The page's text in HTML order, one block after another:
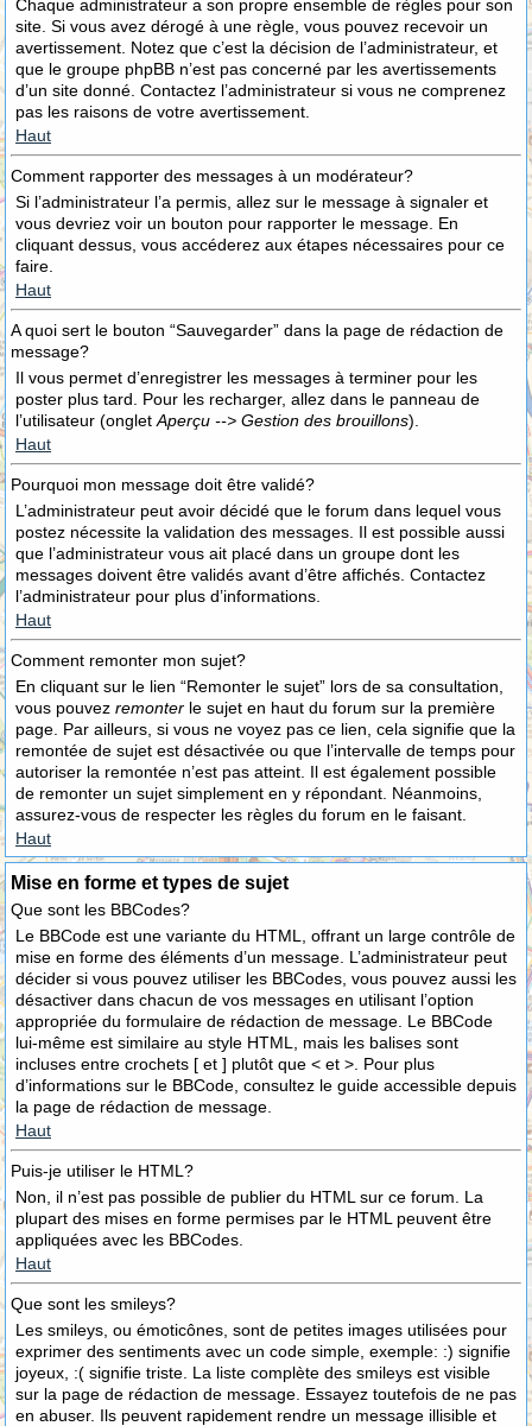
Chaque administrateur a son propre ensemble de règles pour son
site. Si vous avez dérogé à une règle, vous pouvez recevoir un
avertissement. Notez que c’est la décision de l’administrateur, et
que le groupe phpBB n’est pas concerné par les avertissements
d’un site donné. Contactez l’administrateur si vous ne comprenez
pas les raisons de votre avertissement.
Haut
Comment rapporter des messages à un modérateur?
Si l’administrateur l’a permis, allez sur le message à signaler et
vous devriez voir un bouton pour rapporter le message. En
cliquant dessus, vous accéderez aux étapes nécessaires pour ce
faire.
Haut
A quoi sert le bouton “Sauvegarder” dans la page de rédaction de
message?
Il vous permet d’enregistrer les messages à terminer pour les
poster plus tard. Pour les recharger, allez dans le panneau de
l’utilisateur (onglet Aperçu --> Gestion des brouillons).
Haut
Pourquoi mon message doit être validé?
L’administrateur peut avoir décidé que le forum dans lequel vous
postez nécessite la validation des messages. Il est possible aussi
que l’administrateur vous ait placé dans un groupe dont les
messages doivent être validés avant d’être affichés. Contactez
l’administrateur pour plus d’informations.
Haut
Comment remonter mon sujet?
En cliquant sur le lien “Remonter le sujet” lors de sa consultation,
vous pouvez remonter le sujet en haut du forum sur la première
page. Par ailleurs, si vous ne voyez pas ce lien, cela signifie que la
remontée de sujet est désactivée ou que l’intervalle de temps pour
autoriser la remontée n’est pas atteint. Il est également possible
de remonter un sujet simplement en y répondant. Néanmoins,
assurez-vous de respecter les règles du forum en le faisant.
Haut
Mise en forme et types de sujet
Que sont les BBCodes?
Le BBCode est une variante du HTML, offrant un large contrôle de
mise en forme des éléments d’un message. L’administrateur peut
décider si vous pouvez utiliser les BBCodes, vous pouvez aussi les
désactiver dans chacun de vos messages en utilisant l’option
appropriée du formulaire de rédaction de message. Le BBCode
lui-même est similaire au style HTML, mais les balises sont
incluses entre crochets [ et ] plutôt que < et >. Pour plus
d’informations sur le BBCode, consultez le guide accessible depuis
la page de rédaction de message.
Haut
Puis-je utiliser le HTML?
Non, il n’est pas possible de publier du HTML sur ce forum. La
plupart des mises en forme permises par le HTML peuvent être
appliquées avec les BBCodes.
Haut
Que sont les smileys?
Les smileys, ou émoticônes, sont de petites images utilisées pour
exprimer des sentiments avec un code simple, exemple: :) signifie
joyeux, :( signifie triste. La liste complète des smileys est visible
sur la page de rédaction de message. Essayez toutefois de ne pas
en abuser. Ils peuvent rapidement rendre un message illisible et